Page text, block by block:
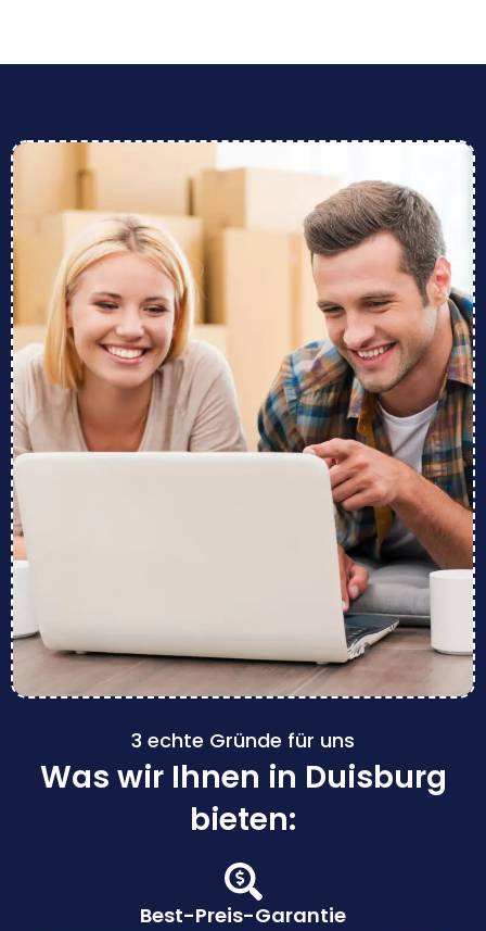
3 echte Gründe für uns
Was wir Ihnen in Duisburg
bieten:
Best-Preis-Garantie